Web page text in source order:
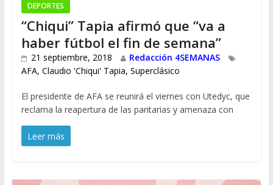
DEPORTES
“Chiqui” Tapia afirmó que “va a
haber fútbol el fin de semana”
21 septiembre, 2018
Redacción 4SEMANAS
AFA, Claudio 'Chiqui' Tapia, Superclásico
El presidente de AFA se reunirá el viernes con Utedyc, que
reclama la reapertura de las paritarias y amenaza con
Leer más